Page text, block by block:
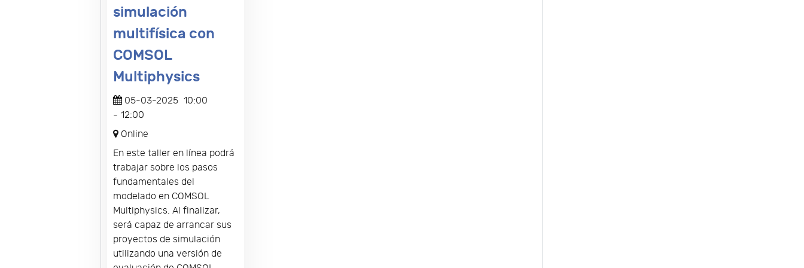
simulación
multifísica con
COMSOL
Multiphysics
05-03-2025 10:00
- 12:00
Online
En este taller en línea podrá
trabajar sobre los pasos
fundamentales del
modelado en COMSOL
Multiphysics. Al finalizar,
será capaz de arrancar sus
proyectos de simulación
utilizando una versión de